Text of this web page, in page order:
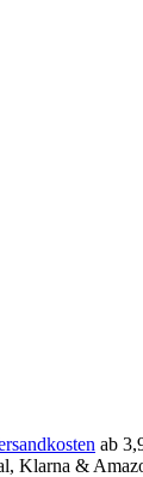
ab
Klarna &